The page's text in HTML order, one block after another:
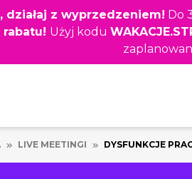
działaj z wyprzedzeniem! Do
rabatu! Użyj kodu
LIVE MEETINGI DYSFUNKCJE